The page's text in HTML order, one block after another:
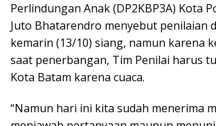
Perlindungan Anak (DP2KBP3A) Kota
Juto Bhatarendro menyebut penilaian
kemarin (13/10) siang, namun karena
saat penerbangan, Tim Penilai harus
Kota Batam karena cuaca.
“Namun hari ini kita sudah menerima